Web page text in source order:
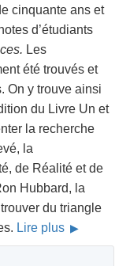
cinquante ans et
d’étudiants
Les
été trouvés et
On y trouve ainsi
du Livre Un et
la recherche
la
de Réalité et de
Hubbard, la
du triangle
Lire plus